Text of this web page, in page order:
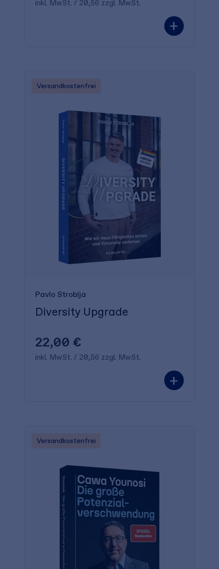
inkl. MwSt. / 20,56 zzgl. MwSt.
+
Versandkostenfrei
Pavlo Stroblja
Diversity Upgrade
22,00 €
inkl. MwSt. / 20,56 zzgl. MwSt.
+
Versandkostenfrei